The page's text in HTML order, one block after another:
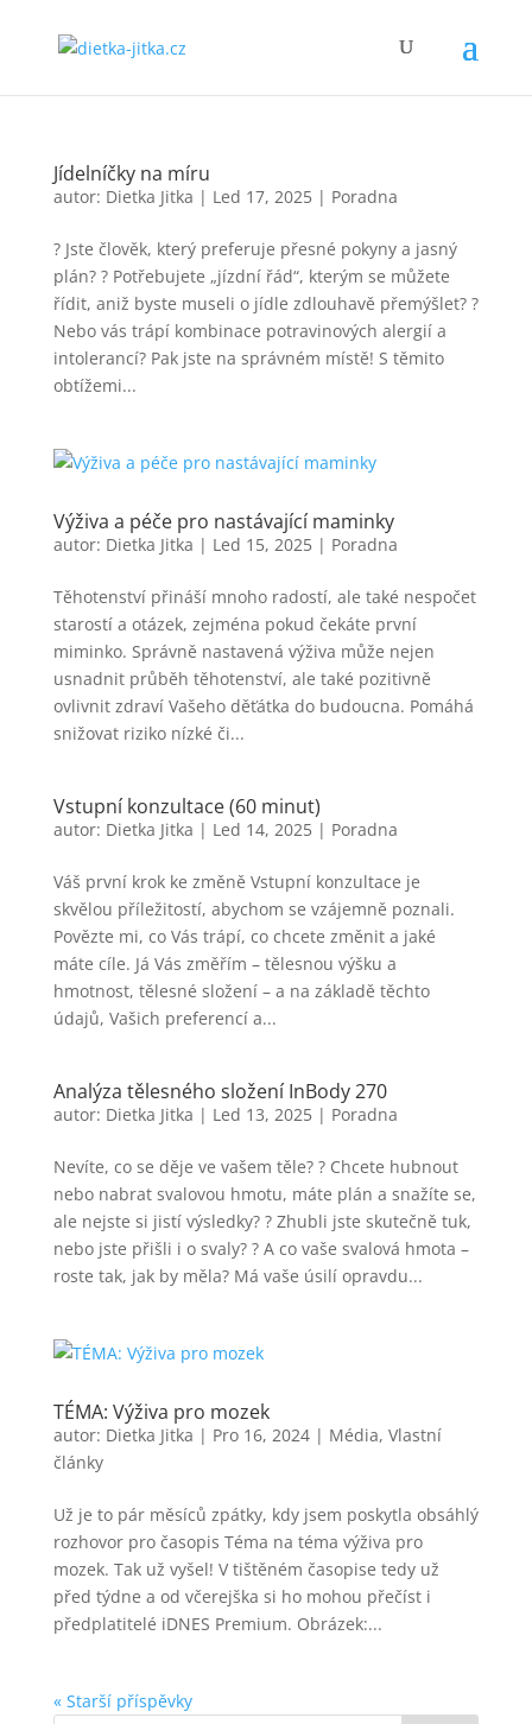
Jídelníčky na míru
autor: Dietka Jitka | Led 17, 2025| Poradna
? Jste člověk, který preferuje přesné pokyny a jasný
plán? ? Potřebujete „jízdní řád“, kterým se můžete
řídit, aniž byste museli o jídle zdlouhavě přemýšlet? ?
Nebo vás trápí kombinace potravinových alergií a
intolerancí? Pak jste na správném místě! S těmito
obtížemi...
Výživa a péče pro nastávající maminky
autor: Dietka Jitka | Led 15, 2025| Poradna
Těhotenství přináší mnoho radostí, ale také nespočet
starostí a otázek, zejména pokud čekáte první
miminko. Správně nastavená výživa může nejen
usnadnit průběh těhotenství, ale také pozitivně
ovlivnit zdraví Vašeho děťátka do budoucna. Pomáhá
snižovat riziko nízké či...
Vstupní konzultace (60 minut)
autor: Dietka Jitka | Led 14, 2025| Poradna
Váš první krok ke změně Vstupní konzultace je
skvělou příležitostí, abychom se vzájemně poznali.
Povězte mi, co Vás trápí, co chcete změnit a jaké
máte cíle. Já Vás změřím – tělesnou výšku a
hmotnost, tělesné složení – a na základě těchto
údajů, Vašich preferencí a...
Analýza tělesného složení InBody 270
autor: Dietka Jitka | Led 13, 2025| Poradna
Nevíte, co se děje ve vašem těle? ? Chcete hubnout
nebo nabrat svalovou hmotu, máte plán a snažíte se,
ale nejste si jistí výsledky? ? Zhubli jste skutečně tuk,
nebo jste přišli i o svaly? ? A co vaše svalová hmota –
roste tak, jak by měla? Má vaše úsilí opravdu...
TÉMA: Výživa pro mozek
autor: Dietka Jitka | Pro 16, 2024| Média, Vlastní
články
Už je to pár měsíců zpátky, kdy jsem poskytla obsáhlý
rozhovor pro časopis Téma na téma výživa pro
mozek. Tak už vyšel! V tištěném časopise tedy už
před týdne a od včerejška si ho mohou přečíst i
předplatitelé iDNES Premium. Obrázek:...
« Starší příspěvky